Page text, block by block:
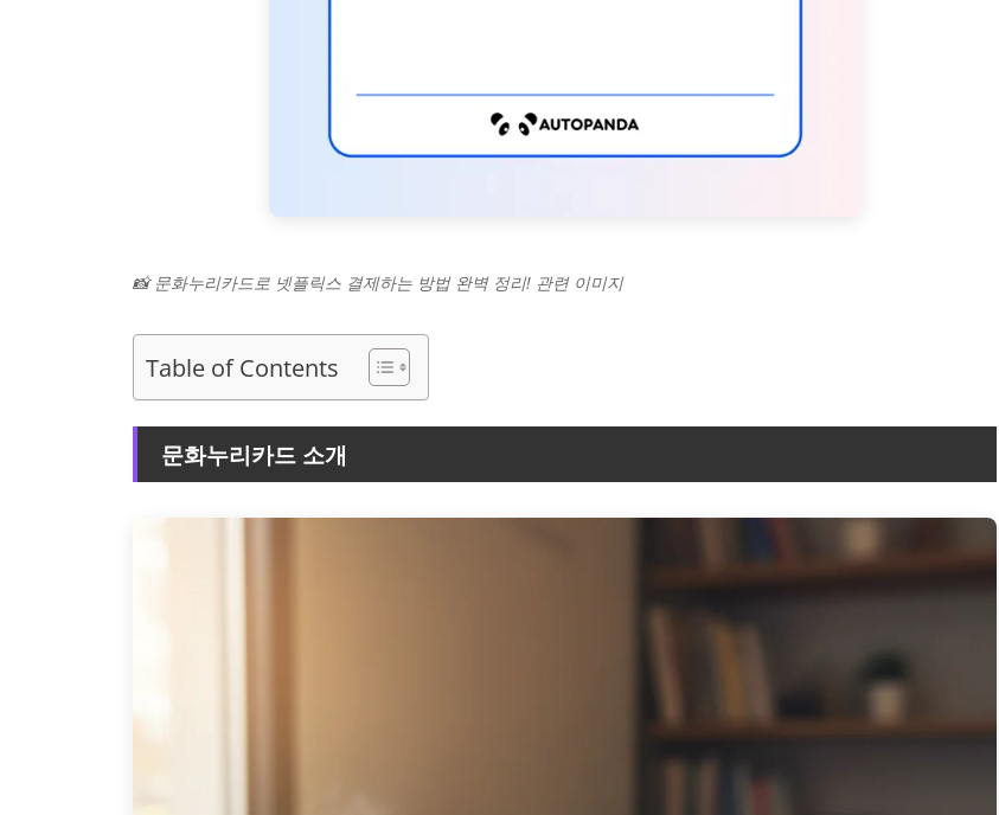
📸 문화누리카드로 넷플릭스 결제하는 방법 완벽 정리! 관련 이미지
Table of Contents
문화누리카드 소개